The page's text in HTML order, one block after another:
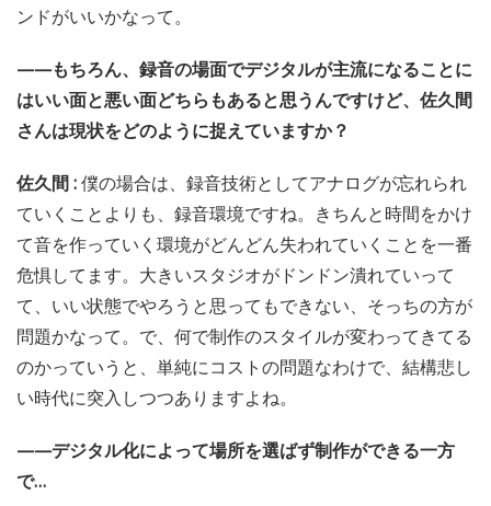
ンドがいいかなって。
——もちろん、録音の場面でデジタルが主流になることに
はいい面と悪い面どちらもあると思うんですけど、佐久間
さんは現状をどのように捉えていますか？
佐久間 :僕の場合は、録音技術としてアナログが忘れられ
ていくことよりも、録音環境ですね。きちんと時間をかけ
て音を作っていく環境がどんどん失われていくことを一番
危惧してます。大きいスタジオがドンドン潰れていって
て、いい状態でやろうと思ってもできない、そっちの方が
問題かなって。で、何で制作のスタイルが変わってきてる
のかっていうと、単純にコストの問題なわけで、結構悲し
い時代に突入しつつありますよね。
——デジタル化によって場所を選ばず制作ができる一方
で…